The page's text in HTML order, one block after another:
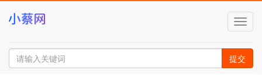
切
换
导
航
提交